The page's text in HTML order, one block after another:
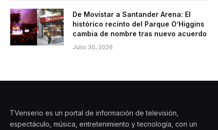
De Movistar a Santander Arena: El
histórico recinto del Parque O’Higgins
cambia de nombre tras nuevo acuerdo
Julio 30, 2026
TVenserio es un portal de información de televisión,
espectáculo, música, entretenimiento y tecnología, con un